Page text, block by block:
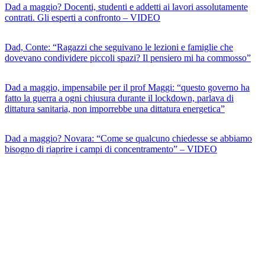
Dad a maggio? Docenti, studenti e addetti ai lavori assolutamente
contrati. Gli esperti a confronto – VIDEO
Dad, Conte: “Ragazzi che seguivano le lezioni e famiglie che
dovevano condividere piccoli spazi? Il pensiero mi ha commosso”
Dad a maggio, impensabile per il prof Maggi: “questo governo ha
fatto la guerra a ogni chiusura durante il lockdown, parlava di
dittatura sanitaria, non imporrebbe una dittatura energetica”
Dad a maggio? Novara: “Come se qualcuno chiedesse se abbiamo
bisogno di riaprire i campi di concentramento” – VIDEO